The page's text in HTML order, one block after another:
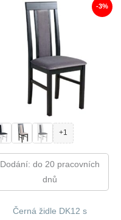
-3%
+1
Dodání: do 20 pracovních
dnů
Černá židle DK12 s